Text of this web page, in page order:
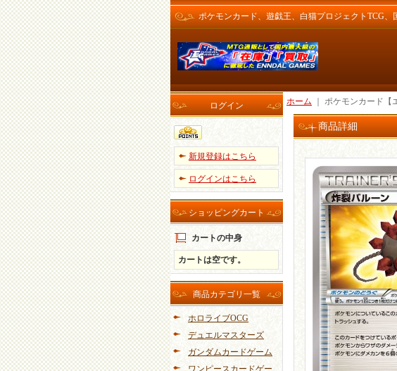
ポケモンカード、遊戯王、白猫プロジェクトTCG
ログイン
新規登録はこちら
ログインはこちら
ショッピングカート
カートの中身
カートは空です。
商品カテゴリ一覧
ホロライブOCG
デュエルマスターズ
ガンダムカードゲーム
ワンピースカードゲー
ホーム ｜ ポケモンカード【
商品詳細